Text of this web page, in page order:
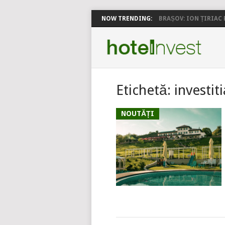
NOW TRENDING: BRAȘOV: ION ȚIRIAC
Etichetă:
NOUTĂȚI